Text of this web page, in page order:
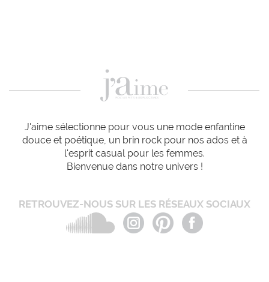
J'aime sélectionne pour vous une mode enfantine
douce et poétique, un brin rock pour nos ados et à
l'esprit casual pour les femmes.
Bienvenue dans notre univers !
RETROUVEZ-NOUS SUR LES RÉSEAUX SOCIAUX